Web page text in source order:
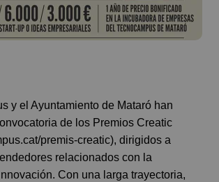
y el Ayuntamiento de Mataró han
de los Premios Creatic
premis-creatic), dirigidos a
relacionados con la
Con una larga trayectoria,